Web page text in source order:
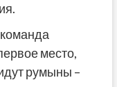
место,
румыны –